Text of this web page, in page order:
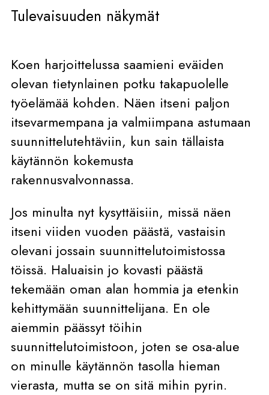
Tulevaisuuden näkymät
Koen harjoittelussa saamieni eväiden
olevan tietynlainen potku takapuolelle
työelämää kohden. Näen itseni paljon
itsevarmempana ja valmiimpana astumaan
suunnittelutehtäviin, kun sain tällaista
käytännön kokemusta
rakennusvalvonnassa.
Jos minulta nyt kysyttäisiin, missä näen
itseni viiden vuoden päästä, vastaisin
olevani jossain suunnittelutoimistossa
töissä. Haluaisin jo kovasti päästä
tekemään oman alan hommia ja etenkin
kehittymään suunnittelijana. En ole
aiemmin päässyt töihin
suunnittelutoimistoon, joten se osa-alue
on minulle käytännön tasolla hieman
vierasta, mutta se on sitä mihin pyrin.